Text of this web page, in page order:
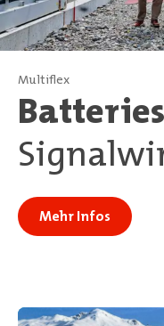
Multiflex
Mehr Infos